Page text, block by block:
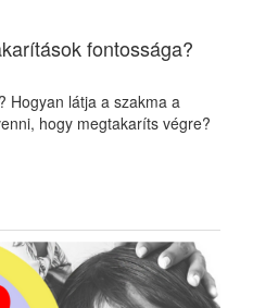
fontossága?
Hogyan látja a szakma a
hogy megtakaríts végre?